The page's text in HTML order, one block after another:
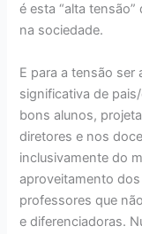
é esta “alta
na sociedade.
E para a tensão ser
significativa de
bons alunos,
diretores e nos
inclusivamente do
aproveitamento
professores que
e diferenciadoras.